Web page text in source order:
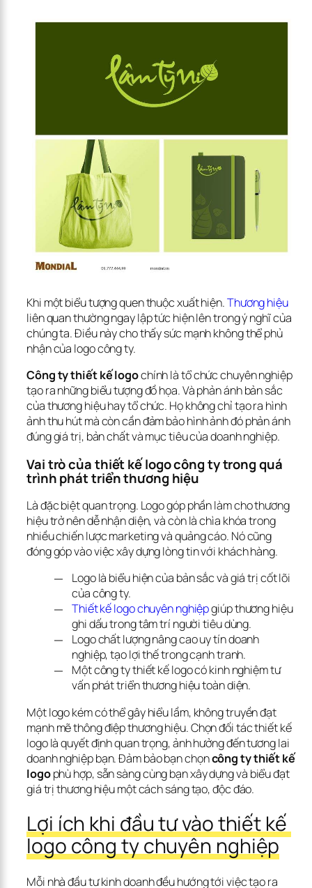
Khi một biểu tượng quen thuộc xuất hiện. Thương hiệu
liên quan thường ngay lập tức hiện lên trong ý nghĩ của
chúng ta. Điều này cho thấy sức mạnh không thể phủ
nhận của logo công ty.
Công ty thiết kế logo chính là tổ chức chuyên nghiệp
tạo ra những biểu tượng đồ họa. Và phản ánh bản sắc
của thương hiệu hay tổ chức. Họ không chỉ tạo ra hình
ảnh thu hút mà còn cần đảm bảo hình ảnh đó phản ánh
đúng giá trị, bản chất và mục tiêu của doanh nghiệp.
Vai trò của thiết kế logo công ty trong quá
trình phát triển thương hiệu
Là đặc biệt quan trọng. Logo góp phần làm cho thương
hiệu trở nên dễ nhận diện, và còn là chìa khóa trong
nhiều chiến lược marketing và quảng cáo. Nó cũng
đóng góp vào việc xây dựng lòng tin với khách hàng.
Logo là biểu hiện của bản sắc và giá trị cốt lõi
của công ty.
Thiết kế logo chuyên nghiệpgiúp thương hiệu
ghi dấu trong tâm trí người tiêu dùng.
Logo chất lượng nâng cao uy tín doanh
nghiệp, tạo lợi thế trong cạnh tranh.
Một công ty thiết kế logo có kinh nghiệm tư
vấn phát triển thương hiệu toàn diện.
Một logo kém có thể gây hiểu lầm, không truyền đạt
mạnh mẽ thông điệp thương hiệu. Chọn đối tác thiết kế
logo là quyết định quan trọng, ảnh hưởng đến tương lai
doanh nghiệp bạn. Đảm bảo bạn chọn công ty thiết kế
logo phù hợp, sẵn sàng cùng bạn xây dựng và biểu đạt
giá trị thương hiệu một cách sáng tạo, độc đáo.
Lợi ích khi đầu tư vào thiết kế
logo công ty chuyên nghiệp
Mỗi nhà đầu tư kinh doanh đều hướng tới việc tạo ra